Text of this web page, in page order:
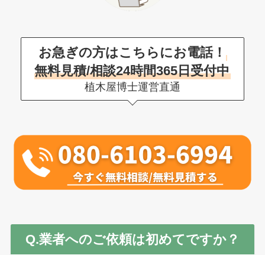
お急ぎの方はこちらにお電話！
無料見積/相談24時間365日受付中
植木屋博士運営直通
Q.業者へのご依頼は初めてですか？